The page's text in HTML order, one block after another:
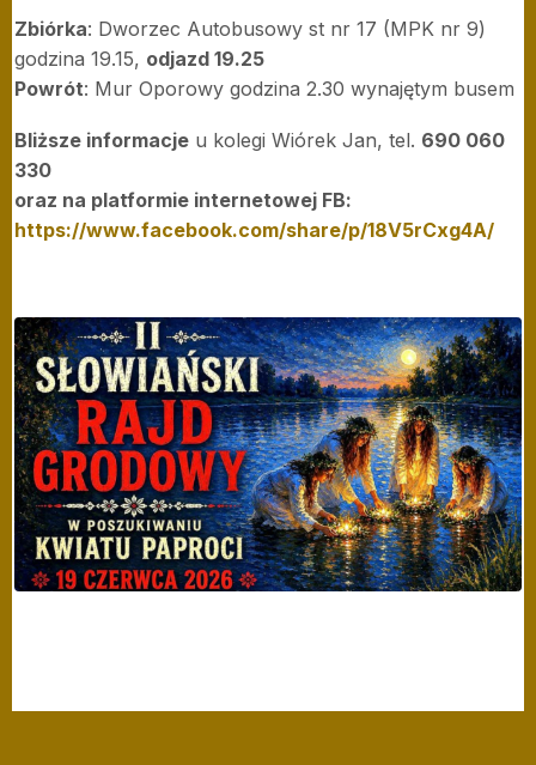
Zbiórka: Dworzec Autobusowy st nr 17 (MPK nr 9)
godzina 19.15, odjazd 19.25
Powrót: Mur Oporowy godzina 2.30 wynajętym busem
Bliższe informacje u kolegi Wiórek Jan, tel. 690 060
330
oraz na platformie internetowej FB:
https://www.facebook.com/share/p/18V5rCxg4A/